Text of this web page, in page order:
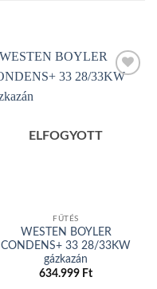
ELFOGYOTT
FŰTÉS
WESTEN BOYLER
CONDENS+ 33 28/33KW
gázkazán
634.999 Ft